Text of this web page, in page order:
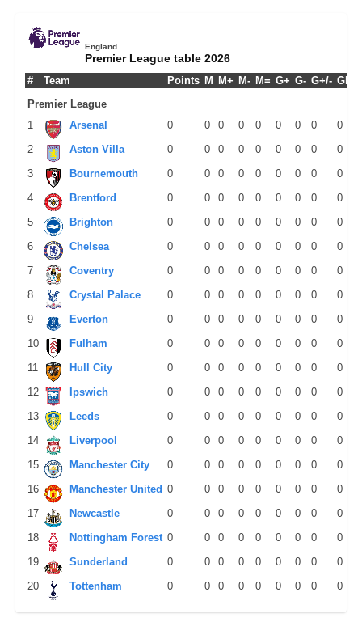
England
Premier League table 2026
# Team Points M M+ M- M= G+ G- G+/- GPM
Premier League
1
Arsenal 0 0 0 0 0 0 0 0
0
2
Aston Villa 0 0 0 0 0 0 0 0
0
3
Bournemouth 0 0 0 0 0 0 0 0
0
4
Brentford 0 0 0 0 0 0 0 0
0
5
Brighton 0 0 0 0 0 0 0 0
0
6
Chelsea 0 0 0 0 0 0 0 0
0
7
Coventry 0 0 0 0 0 0 0 0
0
8
Crystal Palace 0 0 0 0 0 0 0 0
0
9
Everton 0 0 0 0 0 0 0 0
0
10
Fulham 0 0 0 0 0 0 0 0
0
11
Hull City 0 0 0 0 0 0 0 0
0
12
Ipswich 0 0 0 0 0 0 0 0
0
13
Leeds 0 0 0 0 0 0 0 0
0
14
Liverpool 0 0 0 0 0 0 0 0
0
15
Manchester City 0 0 0 0 0 0 0 0
0
16
Manchester United 0 0 0 0 0 0 0 0
0
17
Newcastle 0 0 0 0 0 0 0 0
0
18
Nottingham Forest 0 0 0 0 0 0 0 0
0
19
Sunderland 0 0 0 0 0 0 0 0
0
20
Tottenham 0 0 0 0 0 0 0 0 0